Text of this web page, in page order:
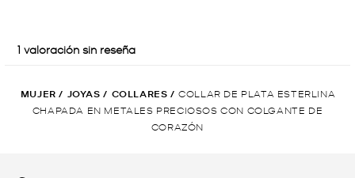
MUJER / JOYAS / COLLARES / COLLAR DE PLATA ESTERLINA
CHAPADA EN METALES PRECIOSOS CON COLGANTE DE
CORAZÓN